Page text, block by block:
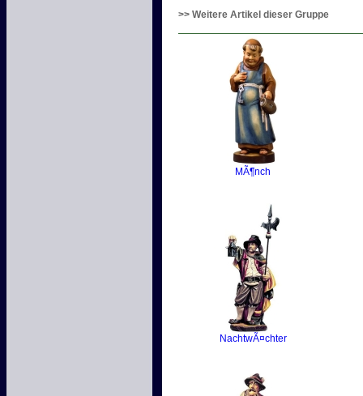
>> Weitere Artikel dieser Gruppe
MÃ¶nch
NachtwÃ¤chter